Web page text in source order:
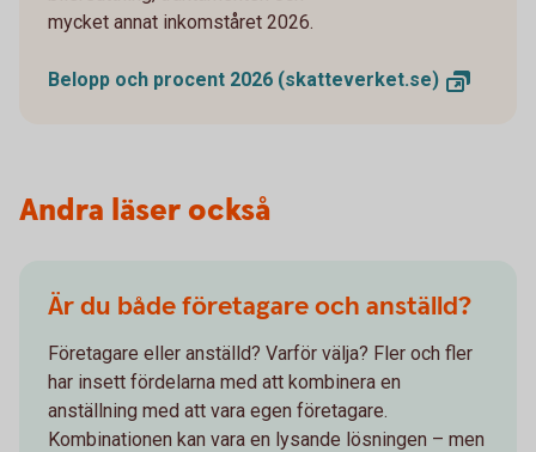
mycket annat inkomståret 2026.
Belopp och procent 2026 (skatteverket.se)
Andra läser också
Är du både företagare och anställd?
Företagare eller anställd? Varför välja? Fler och fler
har insett fördelarna med att kombinera en
anställning med att vara egen företagare.
Kombinationen kan vara en lysande lösningen – men